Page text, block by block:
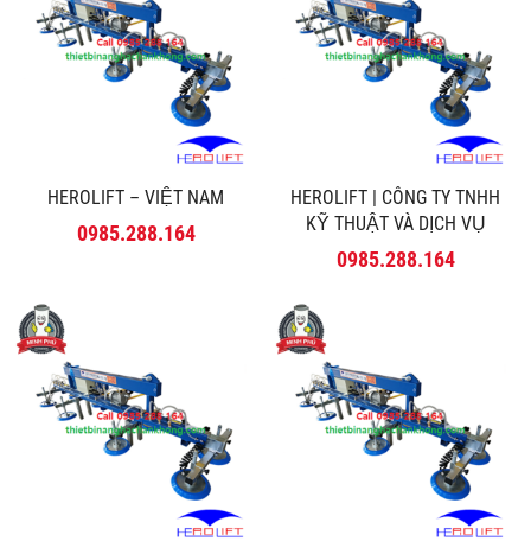
HEROLIFT – VIỆT NAM
0985.288.164
HEROLIFT | CÔNG TY TNHH
KỸ THUẬT VÀ DỊCH VỤ
MINH PHÚ
0985.288.164